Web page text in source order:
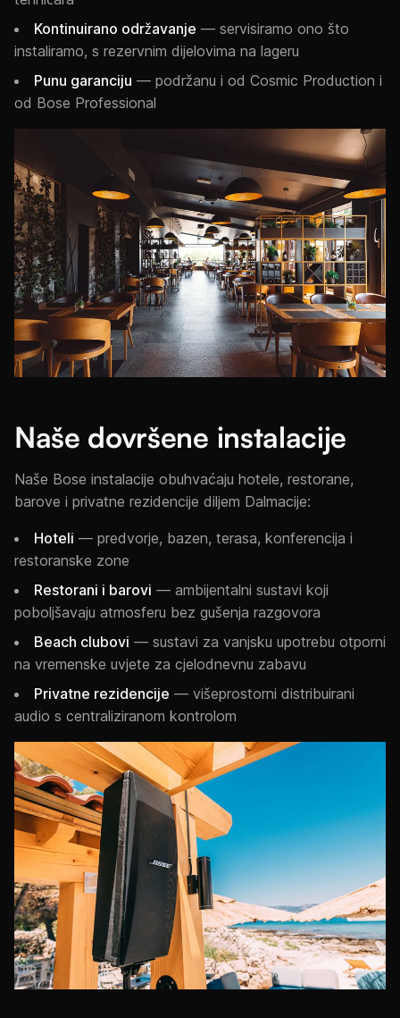
Kontinuirano održavanje — servisiramo ono što
instaliramo, s rezervnim dijelovima na lageru
Punu garanciju — podržanu i od Cosmic Production i
od Bose Professional
Naše dovršene instalacije
Naše Bose instalacije obuhvaćaju hotele, restorane,
barove i privatne rezidencije diljem Dalmacije:
Hoteli — predvorje, bazen, terasa, konferencija i
restoranske zone
Restorani i barovi — ambijentalni sustavi koji
poboljšavaju atmosferu bez gušenja razgovora
Beach clubovi — sustavi za vanjsku upotrebu otporni
na vremenske uvjete za cjelodnevnu zabavu
Privatne rezidencije — višeprostorni distribuirani
audio s centraliziranom kontrolom